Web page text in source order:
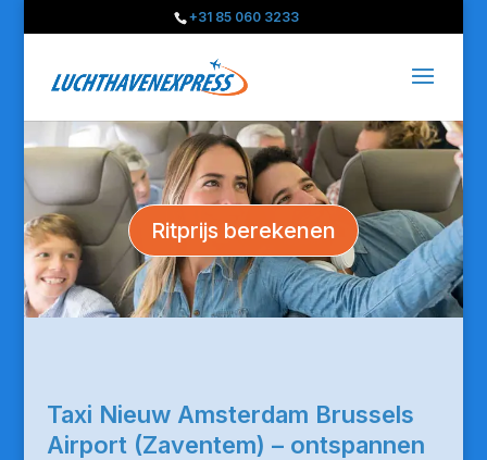
+31 85 060 3233
Ritprijs berekenen
Taxi Nieuw Amsterdam Brussels
Airport (Zaventem) – ontspannen